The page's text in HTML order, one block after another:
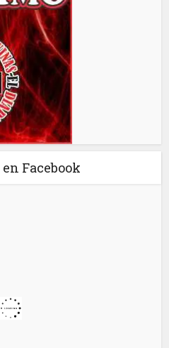
Facebook